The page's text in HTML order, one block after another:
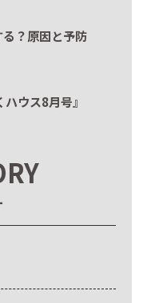
？原因と予防
ウス8月号』